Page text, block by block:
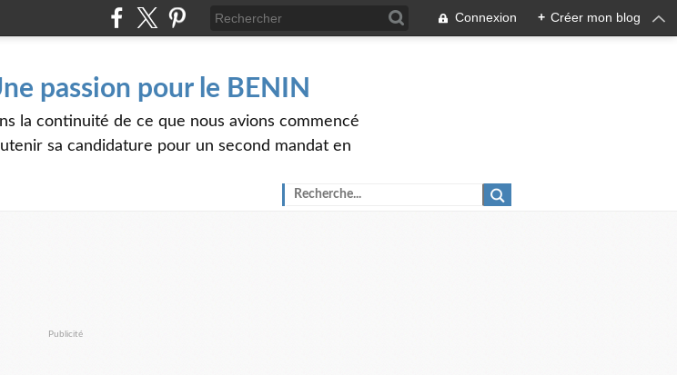
Connexion + Créer mon blog
passion pour le BENIN
la continuité de ce que nous avions commencé
sa candidature pour un second mandat en
Publicité